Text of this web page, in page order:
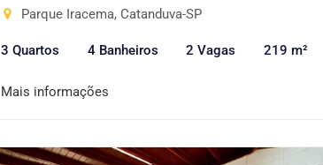
Parque Iracema, Catanduva-SP
3 Quartos 4 Banheiros 2 Vagas 219 m²
Mais informações